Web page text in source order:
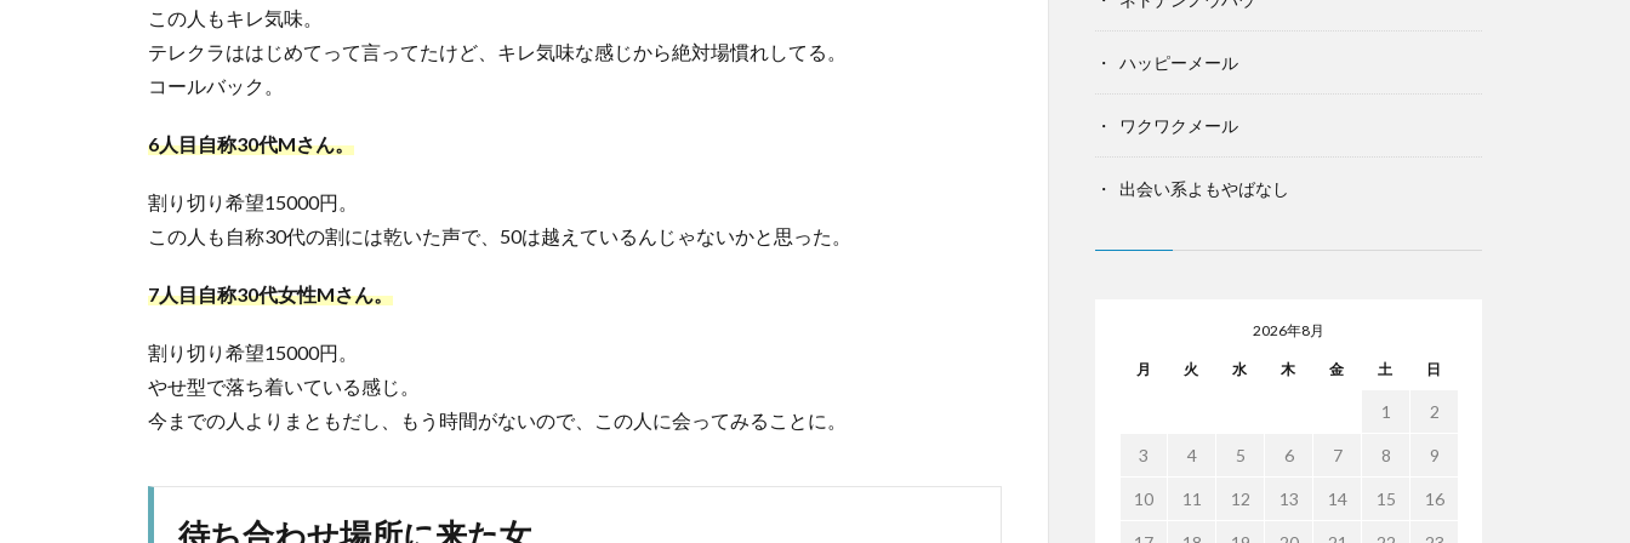
この人もキレ気味。
テレクラははじめてって言ってたけど、キレ気味な感じから絶対場慣れしてる。
コールバック。
6人目自称30代Mさん。
割り切り希望15000円。
この人も自称30代の割には乾いた声で、50は越えているんじゃないかと思った。
7人目自称30代女性Mさん。
割り切り希望15000円。
やせ型で落ち着いている感じ。
今までの人よりまともだし、もう時間がないので、この人に会ってみることに。
待ち合わせ場所に来た女
ハッピーメール
ワクワクメール
出会い系よもやばなし
2026年8月
月 火 水 木 金 土 日
1 2
3 4 5 6 7 8 9
10 11 12 13 14 15 16